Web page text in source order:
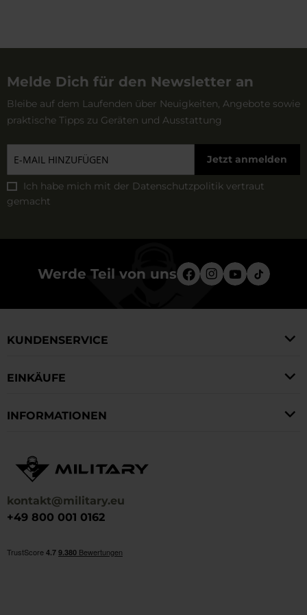
Melde Dich für den Newsletter an
Bleibe auf dem Laufenden über Neuigkeiten, Angebote sowie
praktische Tipps zu Geräten und Ausstattung
Jetzt anmelden
Ich habe mich mit der Datenschutzpolitik vertraut
gemacht
Werde Teil von uns
kontakt@military.eu
+49 800 001 0162
KUNDENSERVICE
EINKÄUFE
INFORMATIONEN